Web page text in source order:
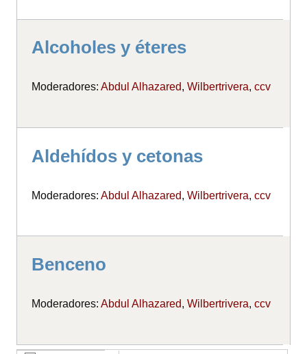
Alcoholes y éteres
Moderadores: Abdul Alhazared, Wilbertrivera, ccv
Aldehídos y cetonas
Moderadores: Abdul Alhazared, Wilbertrivera, ccv
Benceno
Moderadores: Abdul Alhazared, Wilbertrivera, ccv